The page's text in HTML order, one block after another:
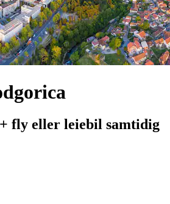
fly eller leiebil samtidig